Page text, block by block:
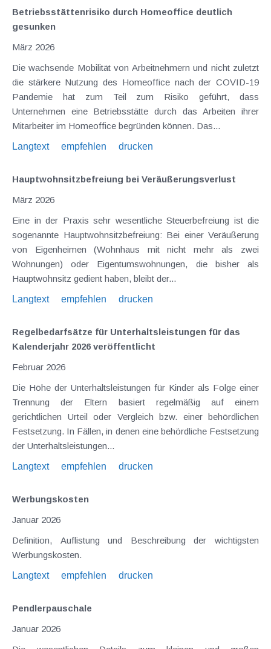
Betriebsstättenrisiko durch Homeoffice deutlich
gesunken
März 2026
Die wachsende Mobilität von Arbeitnehmern und nicht zuletzt
die stärkere Nutzung des Homeoffice nach der COVID-19
Pandemie hat zum Teil zum Risiko geführt, dass
Unternehmen eine Betriebsstätte durch das Arbeiten ihrer
Mitarbeiter im Homeoffice begründen können. Das...
Langtext
empfehlen drucken
Hauptwohnsitzbefreiung bei Veräußerungsverlust
März 2026
Eine in der Praxis sehr wesentliche Steuerbefreiung ist die
sogenannte Hauptwohnsitzbefreiung: Bei einer Veräußerung
von Eigenheimen (Wohnhaus mit nicht mehr als zwei
Wohnungen) oder Eigentumswohnungen, die bisher als
Hauptwohnsitz gedient haben, bleibt der...
Langtext
empfehlen drucken
Regelbedarfsätze für Unterhaltsleistungen für das
Kalenderjahr 2026 veröffentlicht
Februar 2026
Die Höhe der Unterhaltsleistungen für Kinder als Folge einer
Trennung der Eltern basiert regelmäßig auf einem
gerichtlichen Urteil oder Vergleich bzw. einer behördlichen
Festsetzung. In Fällen, in denen eine behördliche Festsetzung
der Unterhaltsleistungen...
Langtext
empfehlen drucken
Werbungskosten
Januar 2026
Definition, Auflistung und Beschreibung der wichtigsten
Werbungskosten.
Langtext
empfehlen drucken
Pendlerpauschale
Januar 2026